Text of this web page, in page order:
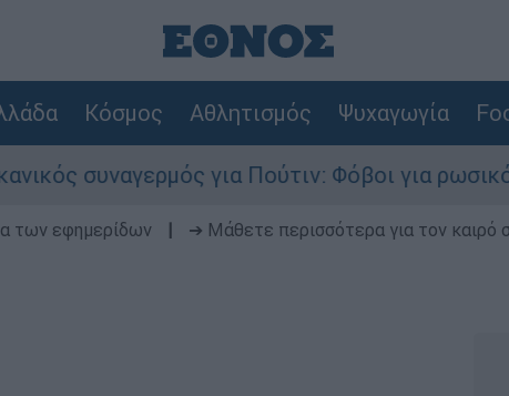
Κόσμος Αθλητισμός Ψυχαγωγία
για Πούτιν: Φόβοι για ρωσικό χτύπημα
των εφημερίδων ➔ Μάθετε περισσότερα για τον καιρό